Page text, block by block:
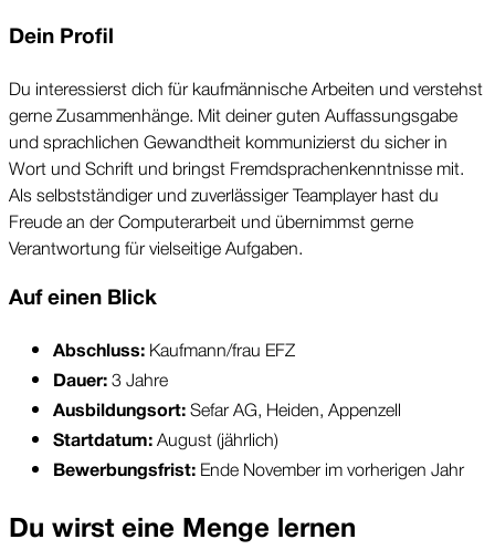
Dein Profil
Du interessierst dich für kaufmännische Arbeiten und verstehst
gerne Zusammenhänge. Mit deiner guten Auffassungsgabe
und sprachlichen Gewandtheit kommunizierst du sicher in
Wort und Schrift und bringst Fremdsprachenkenntnisse mit.
Als selbstständiger und zuverlässiger Teamplayer hast du
Freude an der Computerarbeit und übernimmst gerne
Verantwortung für vielseitige Aufgaben.
Auf einen Blick
Abschluss: Kaufmann/frau EFZ
Dauer: 3 Jahre
Ausbildungsort: Sefar AG, Heiden, Appenzell
Startdatum: August (jährlich)
Bewerbungsfrist: Ende November im vorherigen Jahr
Du wirst eine Menge lernen